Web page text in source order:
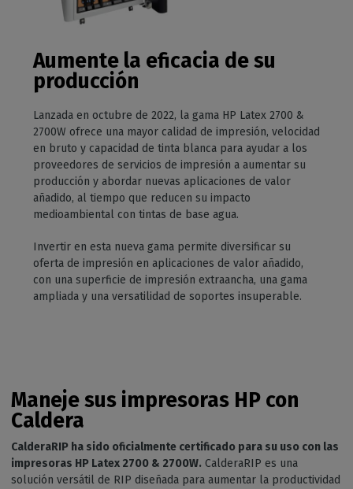
Aumente la eficacia de su
producción
Lanzada en octubre de 2022, la gama HP Latex 2700 &
2700W ofrece una mayor calidad de impresión, velocidad
en bruto y capacidad de tinta blanca para ayudar a los
proveedores de servicios de impresión a aumentar su
producción y abordar nuevas aplicaciones de valor
añadido, al tiempo que reducen su impacto
medioambiental con tintas de base agua.
Invertir en esta nueva gama permite diversificar su
oferta de impresión en aplicaciones de valor añadido,
con una superficie de impresión extraancha, una gama
ampliada y una versatilidad de soportes insuperable.
Maneje sus impresoras HP con
Caldera
CalderaRIP ha sido oficialmente certificado para su uso con las
impresoras HP Latex 2700 & 2700W. CalderaRIP es una
solución versátil de RIP diseñada para aumentar la productividad